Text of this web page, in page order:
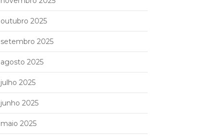
outubro 2025
setembro 2025
agosto 2025
julho 2025
junho 2025
maio 2025